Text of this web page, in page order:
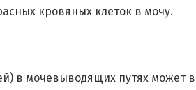
кровяных клеток в мочу.
в мочевыводящих путях может